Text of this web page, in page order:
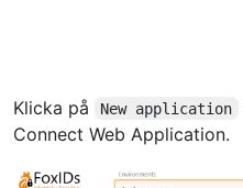
Klicka på New application
Connect Web Application.